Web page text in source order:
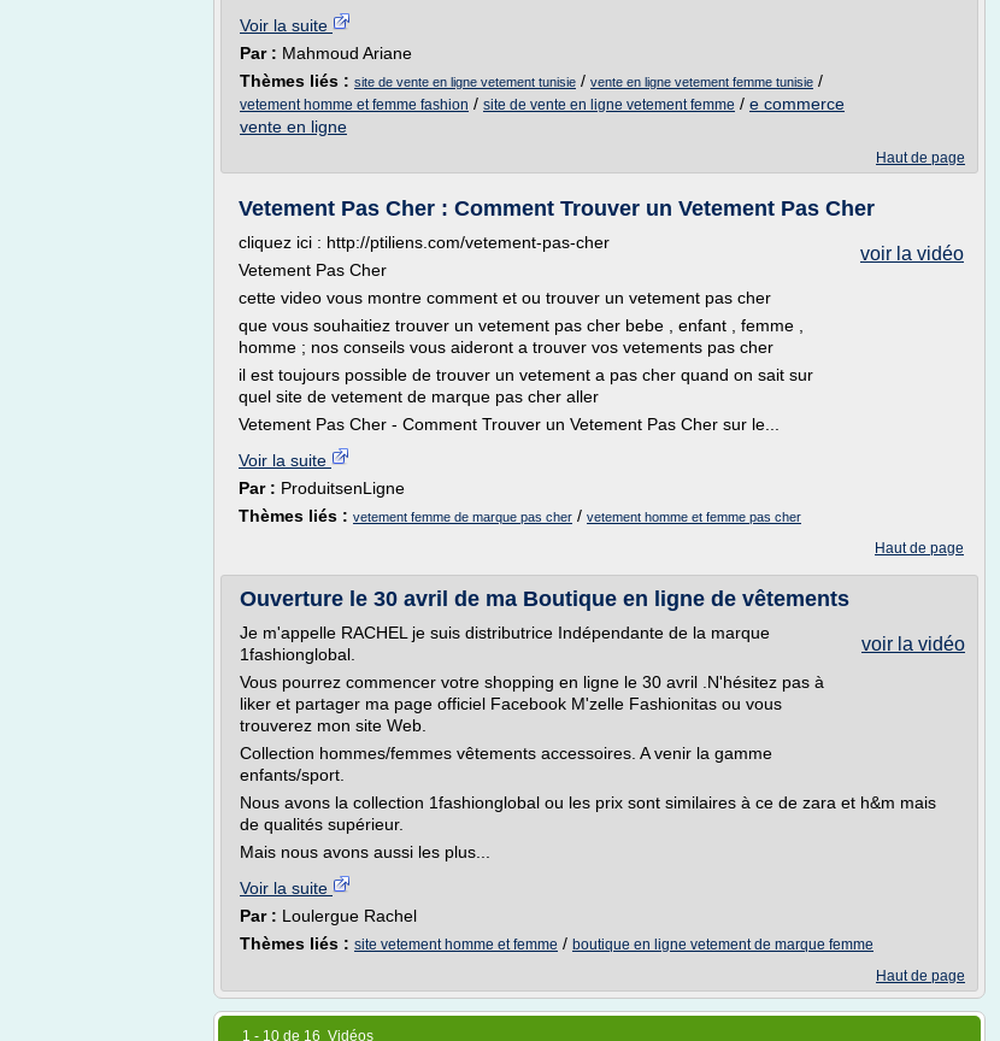
Voir la suite
Par : Mahmoud Ariane
Thèmes liés : site de vente en ligne vetement tunisie / vente en ligne vetement femme tunisie /
vetement homme et femme fashion / site de vente en ligne vetement femme / e commerce
vente en ligne
Haut de page
Vetement Pas Cher : Comment Trouver un Vetement Pas Cher
voir la vidéo
cliquez ici : http://ptiliens.com/vetement-pas-cher
Vetement Pas Cher
cette video vous montre comment et ou trouver un vetement pas cher
que vous souhaitiez trouver un vetement pas cher bebe , enfant , femme ,
homme ; nos conseils vous aideront a trouver vos vetements pas cher
il est toujours possible de trouver un vetement a pas cher quand on sait sur
quel site de vetement de marque pas cher aller
Vetement Pas Cher - Comment Trouver un Vetement Pas Cher sur le...
Voir la suite
Par : ProduitsenLigne
Thèmes liés : vetement femme de marque pas cher / vetement homme et femme pas cher
Haut de page
Ouverture le 30 avril de ma Boutique en ligne de vêtements
voir la vidéo
Je m'appelle RACHEL je suis distributrice Indépendante de la marque
1fashionglobal.
Vous pourrez commencer votre shopping en ligne le 30 avril .N'hésitez pas à
liker et partager ma page officiel Facebook M'zelle Fashionitas ou vous
trouverez mon site Web.
Collection hommes/femmes vêtements accessoires. A venir la gamme
enfants/sport.
Nous avons la collection 1fashionglobal ou les prix sont similaires à ce de zara et h&m mais
de qualités supérieur.
Mais nous avons aussi les plus...
Voir la suite
Par : Loulergue Rachel
Thèmes liés : site vetement homme et femme / boutique en ligne vetement de marque femme
Haut de page
1 - 10 de 16 Vidéos